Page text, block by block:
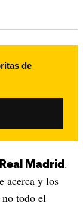
de
Real Madrid .
acerca y los
no todo el